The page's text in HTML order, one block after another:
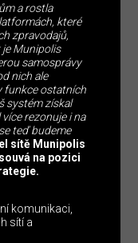
a rostla
které
zpravodajů,
Munipolis
samosprávy
nich ale
funkce ostatních
systém získal
rezonuje i na
teď budeme
sítě Munipolis
na pozici
komunikaci,
sítí a